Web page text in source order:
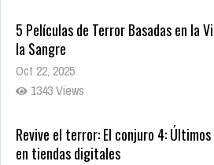
5 Películas de Terror Basadas en la
la Sangre
Oct 22, 2025
1343 Views
Revive el terror: El conjuro 4:
en tiendas digitales